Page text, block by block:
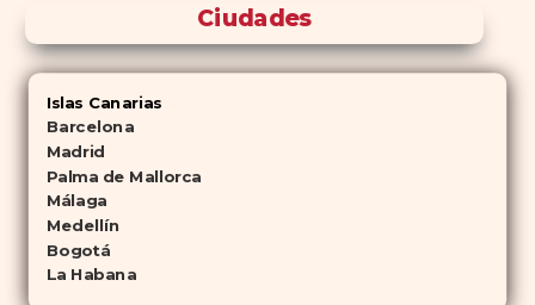
Ciudades
Islas Canarias
Barcelona
Madrid
Palma de Mallorca
Málaga
Medellín
Bogotá
La Habana